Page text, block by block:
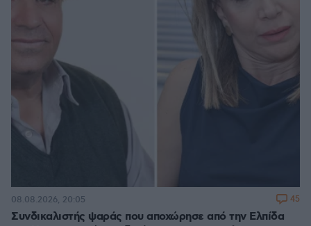
Συνδικαλιστής ψαράς που αποχώρησε από την Ελπίδα
08.08.2026, 20:05 45